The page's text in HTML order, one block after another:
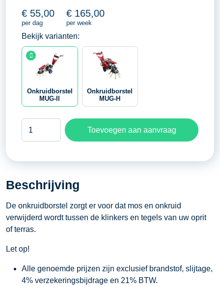
€ 55,00
per dag
€ 165,00
per week
Bekijk varianten:
Onkruidborstel
MUG-II
Onkruidborstel
MUG-H
Onkruidborstel
aantal
Toevoegen aan aanvraag
Beschrijving
De onkruidborstel zorgt er voor dat mos en onkruid
verwijderd wordt tussen de klinkers en tegels van uw oprit
of terras.
Let op!
Alle genoemde prijzen zijn exclusief brandstof, slijtage,
4% verzekeringsbijdrage en 21% BTW.